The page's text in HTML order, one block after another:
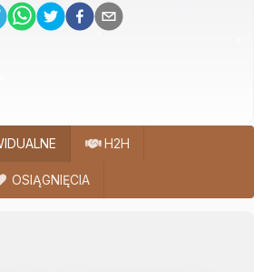
H2H
OSIĄGNIĘCIA